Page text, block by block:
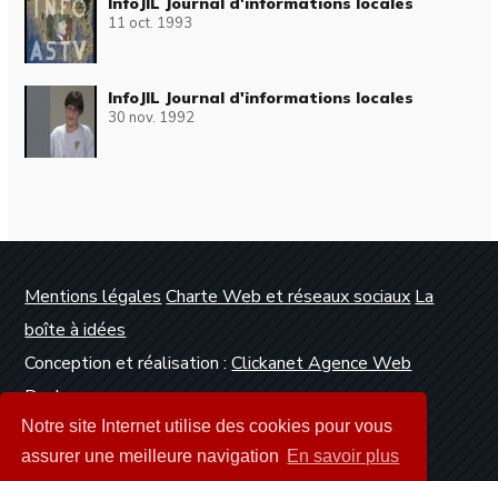
Notre site Internet utilise des cookies pour vous
assurer une meilleure navigation En savoir plus
11 oct. 1993
InfoJIL Journal d'informations locales
30 nov. 1992
Mentions légales Charte Web et réseaux sociaux La
boîte à idées
Conception et réalisation :Clickanet Agence Web
Dunkerque